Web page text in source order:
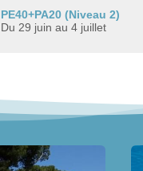
PE40+PA20 (Niveau 2)
Du 29 juin au 4 juillet